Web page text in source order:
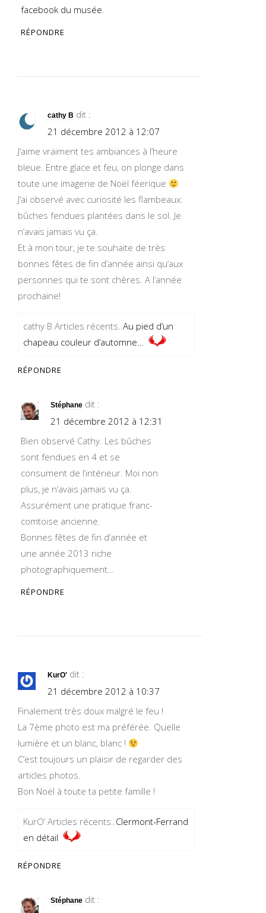
facebook du musée.
RÉPONDRE
cathy B dit :
21 décembre 2012 à 12:07
J’aime vraiment tes ambiances à l’heure
bleue. Entre glace et feu, on plonge dans
toute une imagerie de Noël féerique
J’ai observé avec curiosité les flambeaux:
bûches fendues plantées dans le sol. Je
n’avais jamais vu ça.
Et à mon tour, je te souhaite de très
bonnes fêtes de fin d’année ainsi qu’aux
personnes qui te sont chères. A l’année
prochaine!
cathy B Articles récents..Au pied d’un
chapeau couleur d’automne…
RÉPONDRE
Stéphane dit :
21 décembre 2012 à 12:31
Bien observé Cathy. Les bûches
sont fendues en 4 et se
consument de l’intérieur. Moi non
plus, je n’avais jamais vu ça.
Assurément une pratique franc-
comtoise ancienne.
Bonnes fêtes de fin d’année et
une année 2013 riche
photographiquement…
RÉPONDRE
KurO' dit :
21 décembre 2012 à 10:37
Finalement très doux malgré le feu !
La 7ème photo est ma préférée. Quelle
lumière et un blanc, blanc !
C’est toujours un plaisir de regarder des
articles photos.
Bon Noël à toute ta petite famille !
KurO’ Articles récents..Clermont-Ferrand
en détail
RÉPONDRE
Stéphane dit :